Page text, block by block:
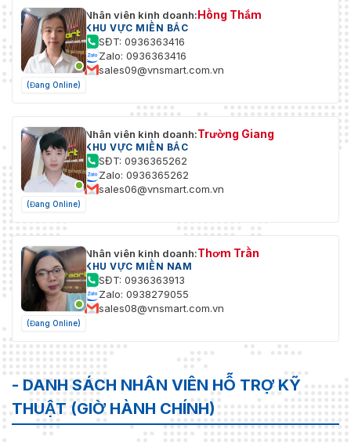
(Đang Online)
Nhân viên kinh doanh:Hồng Thắm
KHU VỰC MIỀN BẮC
SĐT: 0936363416
Zalo: 0936363416
sales09@vnsmart.com.vn
(Đang Online)
Nhân viên kinh doanh:Trường Giang
KHU VỰC MIỀN BẮC
SĐT: 0936365262
Zalo: 0936365262
sales06@vnsmart.com.vn
(Đang Online)
Nhân viên kinh doanh:Thơm Trần
KHU VỰC MIỀN NAM
SĐT: 0936363913
Zalo: 0938279055
sales08@vnsmart.com.vn
- DANH SÁCH NHÂN VIÊN HỖ TRỢ KỸ
THUẬT (GIỜ HÀNH CHÍNH)